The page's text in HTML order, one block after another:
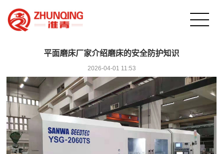
平面磨床厂家介绍磨床的安全防护知识
2026-04-01 11:53